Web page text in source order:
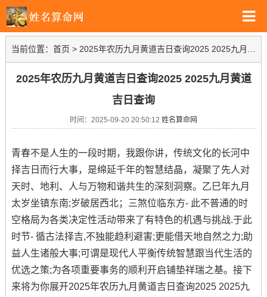
当前位置： 首页 > 2025年农历九月黄道吉日查询2025 2025九月黄道吉日查询
2025年农历九月黄道吉日查询2025 2025九月黄道
吉日查询
时间：2025-09-20 20:50:12 姓名算命网
青春不是人生的一段时期，我跟你讲，传统文化的长河中
择吉日而行大事，是绵延千年的智慧结晶，凝聚了先人对
天时、地利、人与万物和谐共生的深刻洞察。乙巳年九月
太岁坐镇东南;岁破居西北；三煞位临东方- 此不普通的时
空格局为各类决定性活动带来了有特色的机遇与挑战.于此
时节- 循古法择吉,不独能趋利避害;更能借天地自然之力;助
益人生诸般大事;可谓是现代人平衡传统智慧跟当代生活的
优选之策;为各项重要事务的顺利开启铺垫祥瑞之基。接下
来将为你展开2025年农历九月黄道吉日查询2025 2025九